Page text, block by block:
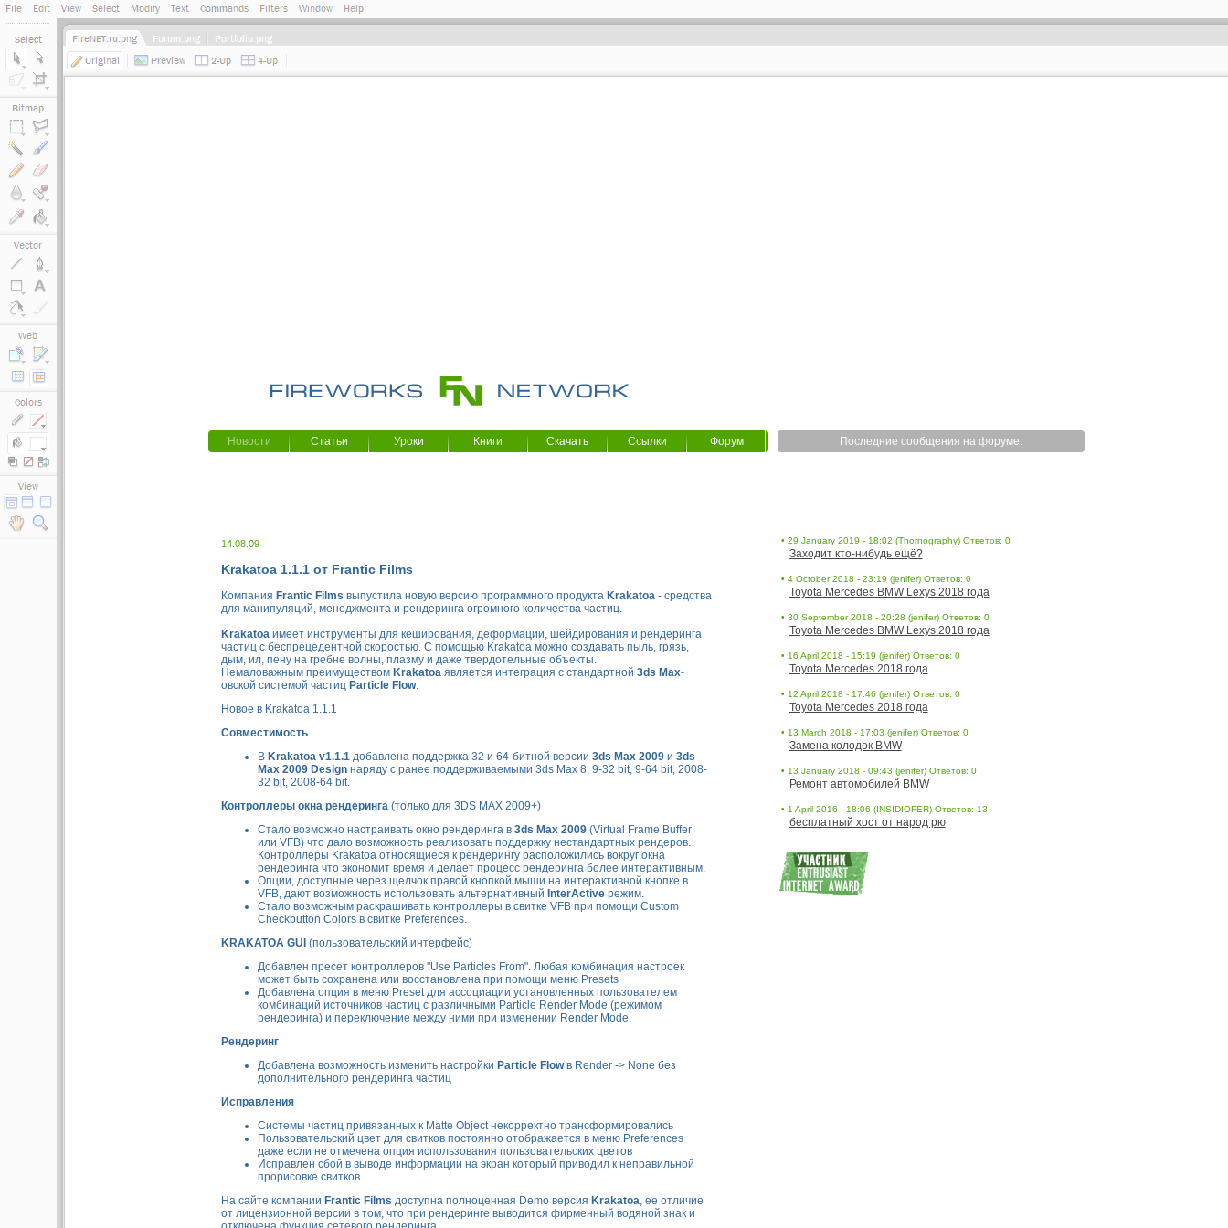
Новости Статьи Уроки Книги Скачать Ссылки Форум Последние сообщения на форуме:
• 29 January 2019 - 18:02 (Thornography) Ответов: 0
Заходит кто-нибудь ещё?
• 4 October 2018 - 23:19 (jenifer) Ответов: 0
Toyota Mercedes BMW Lexys 2018 года
• 30 September 2018 - 20:28 (jenifer) Ответов: 0
Toyota Mercedes BMW Lexys 2018 года
• 16 April 2018 - 15:19 (jenifer) Ответов: 0
Toyota Mercedes 2018 года
• 12 April 2018 - 17:46 (jenifer) Ответов: 0
Toyota Mercedes 2018 года
• 13 March 2018 - 17:03 (jenifer) Ответов: 0
Замена колодок BMW
• 13 January 2018 - 09:43 (jenifer) Ответов: 0
Ремонт автомобилей BMW
• 1 April 2016 - 18:06 (INSIDIOFER) Ответов: 13
бесплатный хост от народ рю
14.08.09
Krakatoa 1.1.1 от Frantic Films
Компания Frantic Films выпустила новую версию программного продукта Krakatoa - средства
для манипуляций, менеджмента и рендеринга огромного количества частиц.
Krakatoa имеет инструменты для кеширования, деформации, шейдирования и рендеринга
частиц с беспрецедентной скоростью. С помощью Krakatoa можно создавать пыль, грязь,
дым, ил, пену на гребне волны, плазму и даже твердотельные объекты.
Немаловажным преимуществом Krakatoa является интеграция с стандартной 3ds Max-
овской системой частиц Particle Flow.
Новое в Krakatoa 1.1.1
Совместимость
В Krakatoa v1.1.1 добавлена поддержка 32 и 64-битной версии 3ds Max 2009и 3ds
Max 2009 Designнаряду с ранее поддерживаемыми 3ds Max 8, 9-32 bit, 9-64 bit, 2008-
32 bit, 2008-64 bit.
Контроллеры окна рендеринга (только для 3DS MAX 2009+)
Стало возможно настраивать окно рендеринга в 3ds Max 2009(Virtual Frame Buffer
или VFB) что дало возможность реализовать поддержку нестандартных рендеров.
Контроллеры Krakatoa относящиеся к рендерингу расположились вокруг окна
рендеринга что экономит время и делает процесс рендеринга более интерактивным.
Опции, доступные через щелчок правой кнопкой мыши на интерактивной кнопке в
VFB, дают возможность использовать альтернативный InterActiveрежим.
Стало возможным раскрашивать контроллеры в свитке VFB при помощи Custom
Checkbutton Colors в свитке Preferences.
KRAKATOA GUI(пользовательский интерфейс)
Добавлен пресет контроллеров "Use Particles From". Любая комбинация настроек
может быть сохранена или восстановлена при помощи меню Presets
Добавлена опция в меню Preset для ассоциации установленных пользователем
комбинаций источников частиц с различными Particle Render Mode (режимом
рендеринга) и переключение между ними при изменении Render Mode.
Рендеринг
Добавлена возможность изменить настройки Particle Flowв Render -> None без
дополнительного рендеринга частиц
Исправления
Системы частиц привязанных к Matte Object некорректно трансформировались
Пользовательский цвет для свитков постоянно отображается в меню Preferences
даже если не отмечена опция использования пользовательских цветов
Исправлен сбой в выводе информации на экран который приводил к неправильной
прорисовке свитков
На сайте компании Frantic Films доступна полноценная Demo версия Krakatoa , ее отличие
от лицензионной версии в том, что при рендеринге выводится фирменный водяной знак и